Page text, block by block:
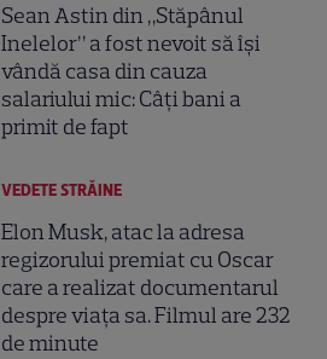
Sean Astin din „Stăpânul
Inelelor” a fost nevoit să își
vândă casa din cauza
salariului mic: Câți bani a
primit de fapt
VEDETE STRĂINE
Elon Musk, atac la adresa
regizorului premiat cu Oscar
care a realizat documentarul
despre viața sa. Filmul are 232
de minute